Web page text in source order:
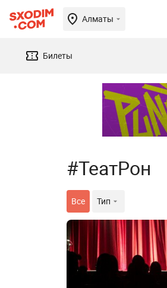
Алматы
Билеты
#ТеатРон
Все Тип